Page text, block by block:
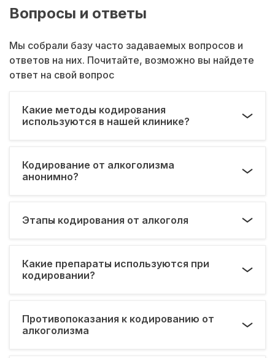
Вопросы и ответы
Мы собрали базу часто задаваемых вопросов и
ответов на них. Почитайте, возможно вы найдете
ответ на свой вопрос
Какие методы кодирования
используются в нашей клинике?
Кодирование от алкоголизма
анонимно?
Этапы кодирования от алкоголя
Какие препараты используются при
кодировании?
Противопоказания к кодированию от
алкоголизма